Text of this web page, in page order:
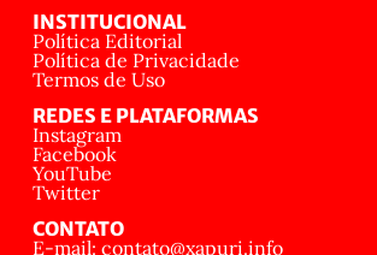
INSTITUCIONAL
Política Editorial
Política de Privacidade
Termos de Uso
REDES E PLATAFORMAS
Instagram
Facebook
YouTube
Twitter
CONTATO
E-mail: contato@xapuri.info